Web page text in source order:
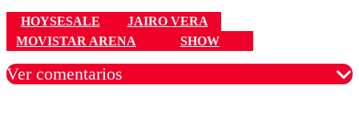
HOYSESALE
JAIRO VERA
MOVISTAR ARENA
SHOW
Ver comentarios